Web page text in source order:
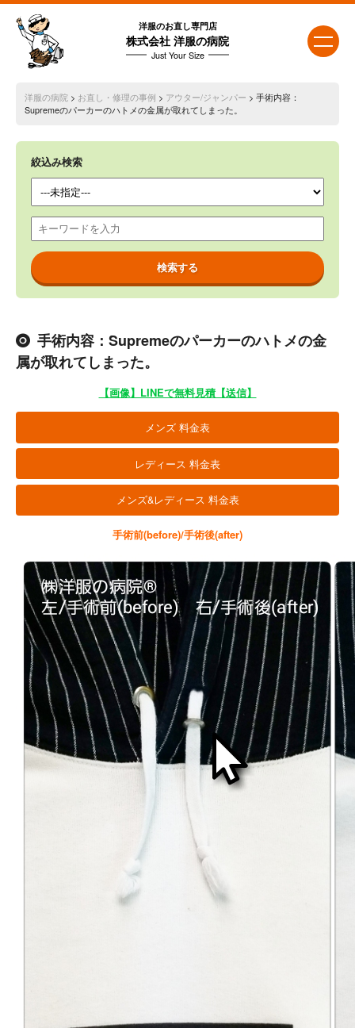
洋服のお直し専門店
株式会社 洋服の病院
Just Your Size
洋服の病院 > お直し・修理の事例 > アウター/ジャンパー > 手術内容：
Supremeのパーカーのハトメの金属が取れてしまった。
絞込み検索
手術内容：Supremeのパーカーのハトメの金
属が取れてしまった。
【画像】LINEで無料見積【送信】
メンズ 料金表
レディース 料金表
メンズ&レディース 料金表
手術前(before)/手術後(after)